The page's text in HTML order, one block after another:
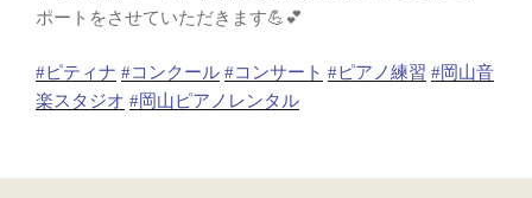
ポートをさせていただきます💪💕
#ピティナ #コンクール #コンサート #ピアノ練習 #岡山音
楽スタジオ #岡山ピアノレンタル